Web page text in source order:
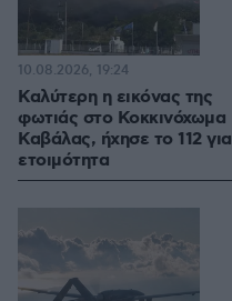
Καλύτερη η εικόνας της
φωτιάς στο Κοκκινόχωμα
Καβάλας, ήχησε το 112 για
ετοιμότητα
10.08.2026, 19:24